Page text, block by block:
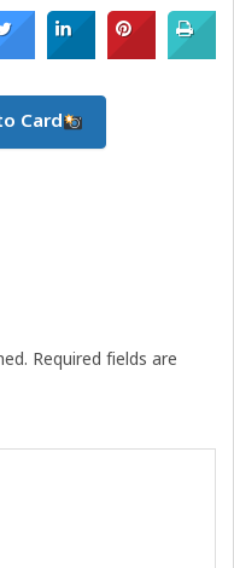
Card
Required fields are